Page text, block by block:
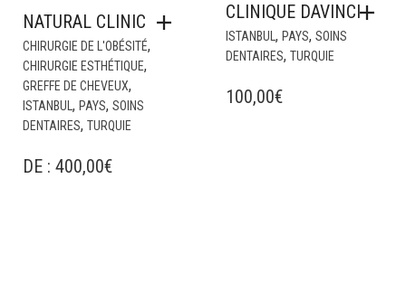
NATURAL CLINIC
CHIRURGIE DE L'OBÉSITÉ,
CHIRURGIE ESTHÉTIQUE,
GREFFE DE CHEVEUX,
ISTANBUL , PAYS, SOINS
DENTAIRES, TURQUIE
DE : 400,00€
CLINIQUE DAVINCI
ISTANBUL , PAYS, SOINS
DENTAIRES, TURQUIE
100,00€